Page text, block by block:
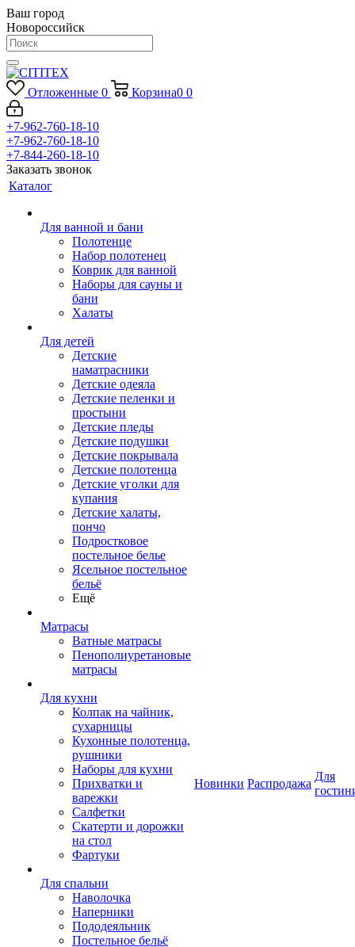
Ваш город
Новороссийск
Отложенные 0 Корзина0 0
+7-962-760-18-10
+7-962-760-18-10
+7-844-260-18-10
Заказать звонок
Каталог
Для ванной и бани
Полотенце
Набор полотенец
Коврик для ванной
Наборы для сауны и
бани
Халаты
Для детей
Детские
наматрасники
Детские одеяла
Детские пеленки и
простыни
Детские пледы
Детские подушки
Детские покрывала
Детские полотенца
Детские уголки для
купания
Детские халаты,
пончо
Подростковое
постельное белье
Ясельное постельное
бельё
Ещё
Матрасы
Ватные матрасы
Пенополиуретановые
матрасы
Для кухни
Колпак на чайник,
сухарницы
Кухонные полотенца,
рушники
Наборы для кухни
Прихватки и
варежки
Салфетки
Скатерти и дорожки
на стол
Фартуки
Для спальни
Наволочка
Наперники
Пододеяльник
Постельное бельё
Новинки Распродажа
Для